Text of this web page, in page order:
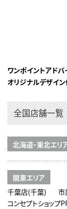
ワンポイントアドバ
オリジナルデザイ
全国店舗一覧
北海道・東北エリ
関東エリア
千葉店(千葉)
市
コンセプトショッ